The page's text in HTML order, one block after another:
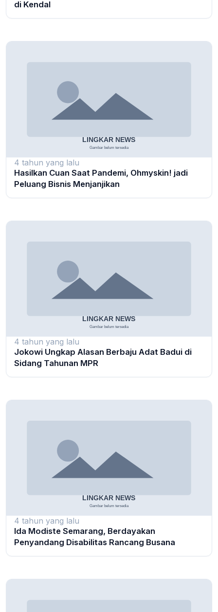
di Kendal
4 tahun yang lalu
Hasilkan Cuan Saat Pandemi, Ohmyskin! jadi
Peluang Bisnis Menjanjikan
4 tahun yang lalu
Jokowi Ungkap Alasan Berbaju Adat Badui di
Sidang Tahunan MPR
4 tahun yang lalu
Ida Modiste Semarang, Berdayakan
Penyandang Disabilitas Rancang Busana